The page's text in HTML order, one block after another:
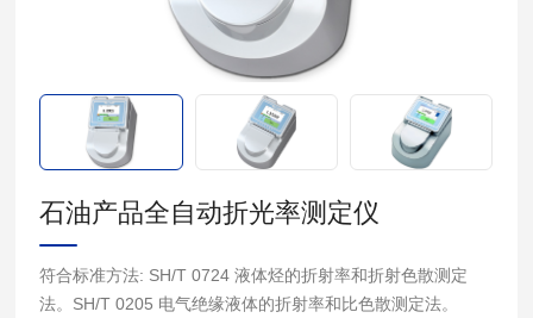
石油产品全自动折光率测定仪
符合标准方法: SH/T 0724 液体烃的折射率和折射色散测定
法。SH/T 0205 电气绝缘液体的折射率和比色散测定法。